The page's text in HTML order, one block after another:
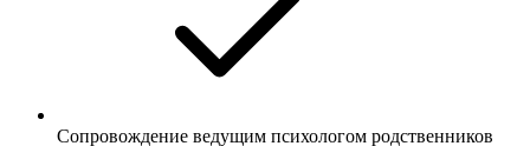
Сопровождение ведущим психологом родственников